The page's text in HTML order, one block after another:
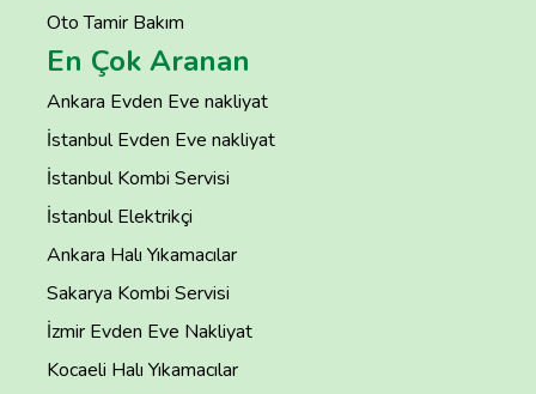
Oto Tamir Bakım
En Çok Aranan
Ankara Evden Eve nakliyat
İstanbul Evden Eve nakliyat
İstanbul Kombi Servisi
İstanbul Elektrikçi
Ankara Halı Yıkamacılar
Sakarya Kombi Servisi
İzmir Evden Eve Nakliyat
Kocaeli Halı Yıkamacılar